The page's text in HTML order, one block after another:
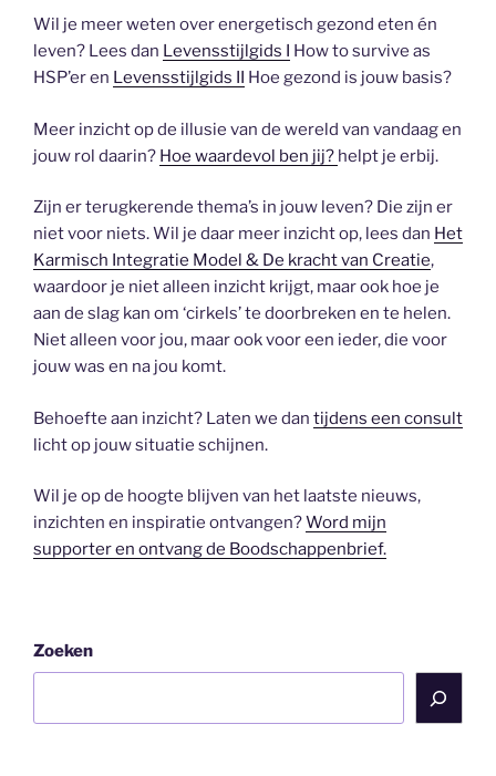
Wil je meer weten over energetisch gezond eten én
leven? Lees dan Levensstijlgids I How to survive as
HSP’er en Levensstijlgids II Hoe gezond is jouw basis?
Meer inzicht op de illusie van de wereld van vandaag en
jouw rol daarin? Hoe waardevol ben jij? helpt je erbij.
Zijn er terugkerende thema’s in jouw leven? Die zijn er
niet voor niets. Wil je daar meer inzicht op, lees dan Het
Karmisch Integratie Model & De kracht van Creatie,
waardoor je niet alleen inzicht krijgt, maar ook hoe je
aan de slag kan om ‘cirkels’ te doorbreken en te helen.
Niet alleen voor jou, maar ook voor een ieder, die voor
jouw was en na jou komt.
Behoefte aan inzicht? Laten we dan tijdens een consult
licht op jouw situatie schijnen.
Wil je op de hoogte blijven van het laatste nieuws,
inzichten en inspiratie ontvangen?Word mijn
supporter en ontvang de Boodschappenbrief.
Zoeken